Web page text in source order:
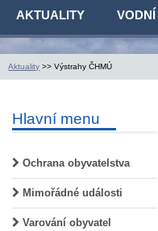
AKTUALITY
Aktuality >> Výstrahy ČHMÚ
Hlavní menu
Ochrana obyvatelstva
Mimořádné události
Varování obyvatel